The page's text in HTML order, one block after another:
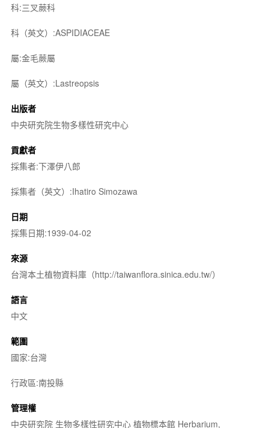
科:三叉蕨科
科（英文）:ASPIDIACEAE
屬:金毛蕨屬
屬（英文）:Lastreopsis
出版者
中央研究院生物多樣性研究中心
貢獻者
採集者:下澤伊八郎
採集者（英文）:Ihatiro Simozawa
日期
採集日期:1939-04-02
來源
台灣本土植物資料庫（http://taiwanflora.sinica.edu.tw/）
語言
中文
範圍
國家:台灣
行政區:南投縣
管理權
中央研究院 生物多樣性研究中心 植物標本館 Herbarium,